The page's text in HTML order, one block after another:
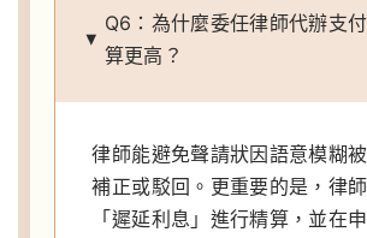
Q6：為什麼委任律師代辦支
算更高？
律師能避免聲請狀因語意模糊
補正或駁回。更重要的是，律
「遲延利息」進行精算，並在